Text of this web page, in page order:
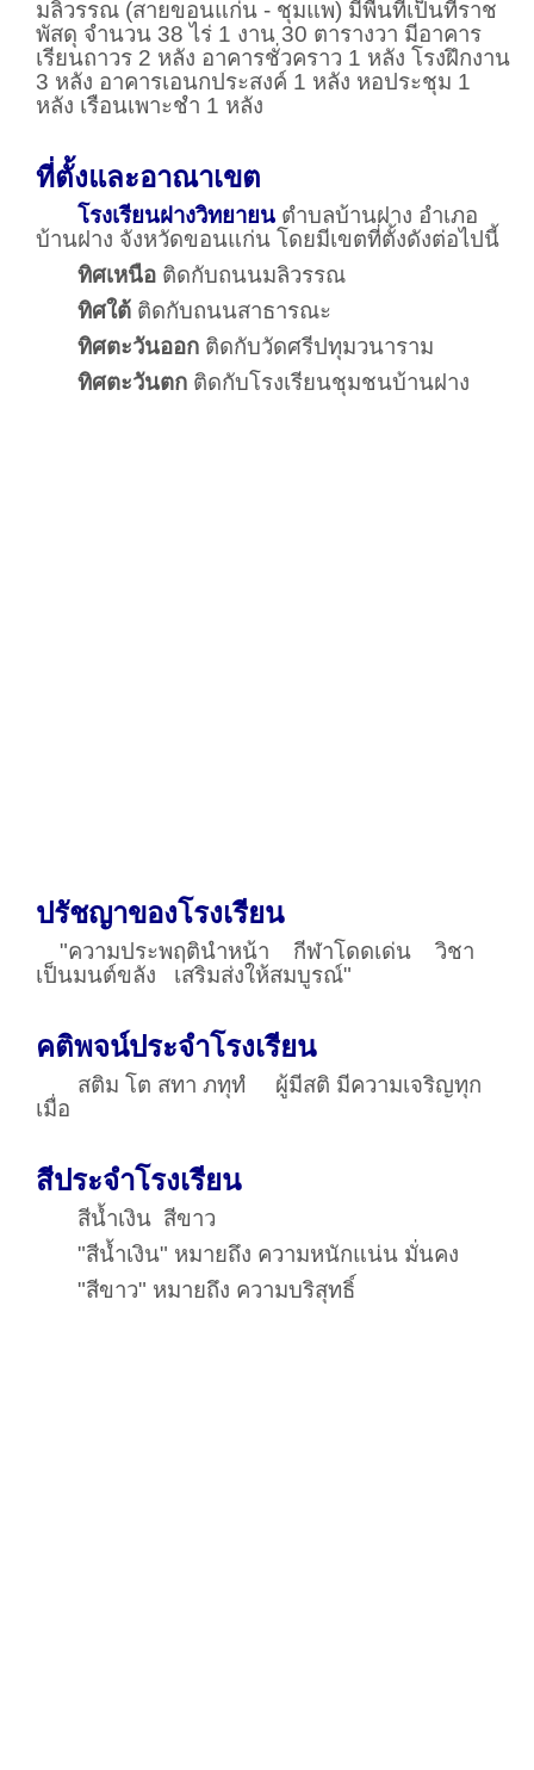
ขอนแก่นไปทางทิศตะวันตก 21 กิโลเมตร ตามถนน
มลิวรรณ (สายขอนแก่น - ชุมแพ) มีพื้นที่เป็นที่ราช
พัสดุ จำนวน 38 ไร่ 1 งาน 30 ตารางวา มีอาคาร
เรียนถาวร 2 หลัง อาคารชั่วคราว 1 หลัง โรงฝึกงาน
3 หลัง อาคารเอนกประสงค์ 1 หลัง หอประชุม 1
ที่ตั้งและอาณาเขต
โรงเรียนฝางวิทยายน ตำบลบ้านฝาง อำเภอ
บ้านฝาง จังหวัดขอนแก่น โดยมีเขตที่ตั้งดังต่อไปนี้
ทิศเหนือติดกับถนนมลิวรรณ
ทิศใต้ติดกับถนนสาธารณะ
ทิศตะวันออกติดกับวัดศรีปทุมวนาราม
ปรัชญาของโรงเรียน
"ความประพฤตินำหน้ากีฬาโดดเด่น
คติพจน์ประจำโรงเรียน
สติม โต สทา ภทุทํ
สีประจำโรงเรียน
สีน้ำเงิน สีขาว
"สีน้ำเงิน" หมายถึง ความหนักแน่น มั่นคง